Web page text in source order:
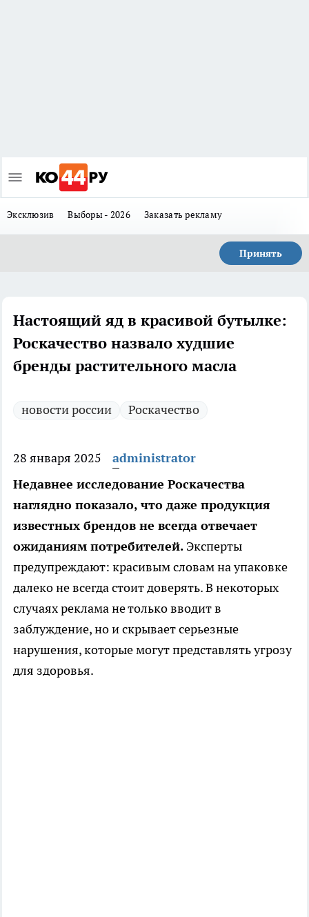
Эксклюзив Выборы - 2026 Заказать рекламу
Принять
Настоящий яд в красивой бутылке:
Роскачество назвало худшие
бренды растительного масла
новости россии Роскачество
28 января 2025
administrator
Недавнее исследование Роскачества
наглядно показало, что даже продукция
известных брендов не всегда отвечает
ожиданиям потребителей. Эксперты
предупреждают: красивым словам на упаковке
далеко не всегда стоит доверять. В некоторых
случаях реклама не только вводит в
заблуждение, но и скрывает серьезные
нарушения, которые могут представлять угрозу
для здоровья.